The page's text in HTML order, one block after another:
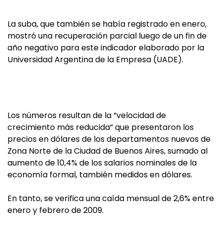
La suba, que también se había registrado en enero,
mostró una recuperación parcial luego de un fin de
año negativo para este indicador elaborado por la
Universidad Argentina de la Empresa (UADE).
Los números resultan de la “velocidad de
crecimiento más reducida” que presentaron los
precios en dólares de los departamentos nuevos de
Zona Norte de la Ciudad de Buenos Aires, sumado al
aumento de 10,4% de los salarios nominales de la
economía formal, también medidos en dólares.
En tanto, se verifica una caída mensual de 2,6% entre
enero y febrero de 2009.